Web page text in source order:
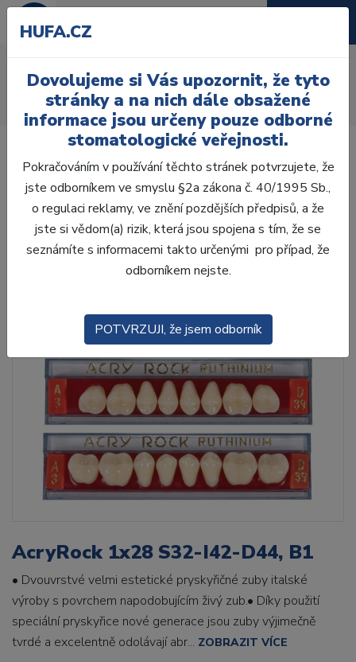
Úvod Zuby
AcryRock
AcryRock 1x28 S32-I42-D44, B1
AcryRock 1x28 S32-I42-D44, B1
• Dvouvrstvé velmi estetické pryskyřičné zuby italské
výroby s povrchem napodobujícím živý zub.• Díky použití
speciální pryskyřice nové generace jsou zuby výjimečně
tvrdé a excelentně odolávají abr... ZOBRAZIT VÍCE
HUFA.CZ
Dovolujeme si Vás upozornit, že tyto
stránky a na nich dále obsažené
informace jsou určeny pouze odborné
stomatologické veřejnosti.
Pokračováním v používání těchto stránek potvrzujete, že
jste odborníkem ve smyslu §2a zákona č. 40/1995 Sb.,
o regulaci reklamy, ve znění pozdějších předpisů, a že
jste si vědom(a) rizik, která jsou spojena s tím, že se
seznámíte s informacemi takto určenými pro případ, že
odborníkem nejste.
POTVRZUJI, že jsem odborník